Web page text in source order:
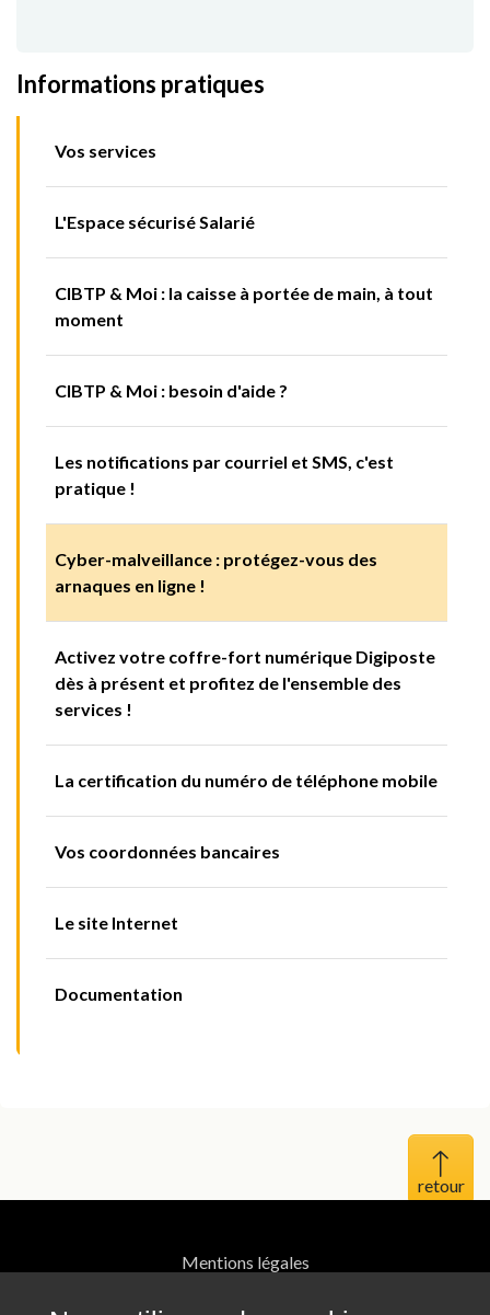
Informations pratiques
Vos services
L'Espace sécurisé Salarié
CIBTP & Moi : la caisse à portée de main, à tout
moment
CIBTP & Moi : besoin d'aide ?
Les notifications par courriel et SMS, c'est
pratique !
Cyber-malveillance : protégez-vous des
arnaques en ligne !
Activez votre coffre-fort numérique Digiposte
dès à présent et profitez de l'ensemble des
services !
La certification du numéro de téléphone mobile
Vos coordonnées bancaires
Le site Internet
Documentation
Haut
Mentions légales